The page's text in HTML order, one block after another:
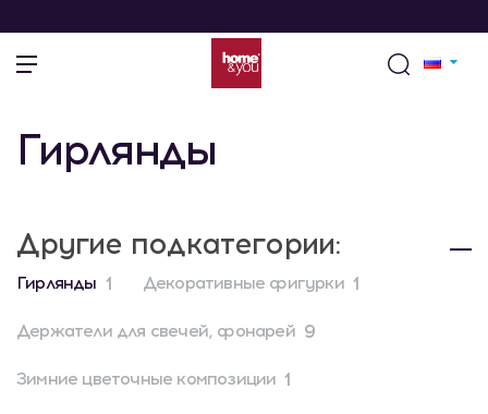
Гирлянды
Другие подкатегории:
Гирлянды 1 Декоративные фигурки 1
Держатели для свечей, фонарей 9
Зимние цветочные композиции 1